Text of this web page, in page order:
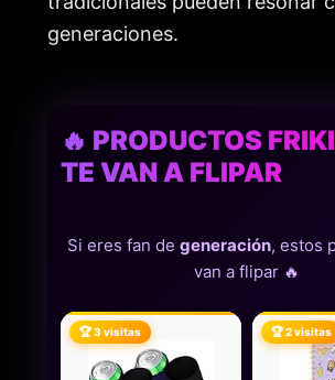
generaciones.
🔥 PRODUCTOS
TE VAN A FLIPAR
Si eres fan de generación, estos
van a flipar 🔥
🏆 3 visitas 🏆 2 visitas